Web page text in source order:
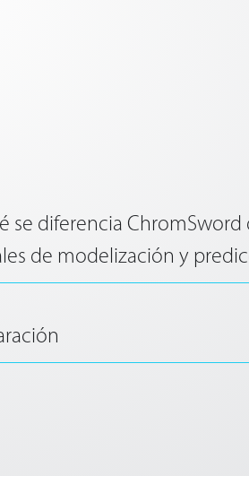
se diferencia
de modelización y